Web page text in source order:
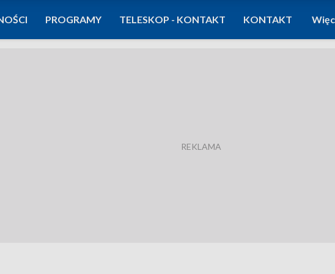
PROGRAMY TELESKOP - KONTAKT KONTAKT